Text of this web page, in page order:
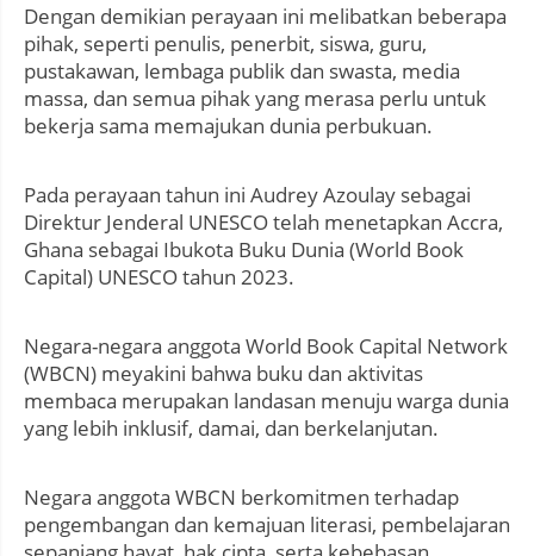
Dengan demikian perayaan ini melibatkan beberapa
pihak, seperti penulis, penerbit, siswa, guru,
pustakawan, lembaga publik dan swasta, media
massa, dan semua pihak yang merasa perlu untuk
bekerja sama memajukan dunia perbukuan.
Pada perayaan tahun ini Audrey Azoulay sebagai
Direktur Jenderal UNESCO telah menetapkan Accra,
Ghana sebagai Ibukota Buku Dunia (World Book
Capital) UNESCO tahun 2023.
Negara-negara anggota World Book Capital Network
(WBCN) meyakini bahwa buku dan aktivitas
membaca merupakan landasan menuju warga dunia
yang lebih inklusif, damai, dan berkelanjutan.
Negara anggota WBCN berkomitmen terhadap
pengembangan dan kemajuan literasi, pembelajaran